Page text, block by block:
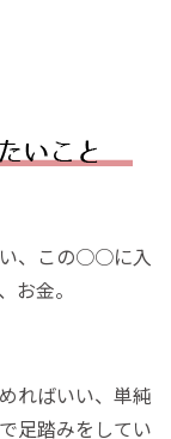
、この○○に入
お金。
ればいい、単純
足踏みをしてい